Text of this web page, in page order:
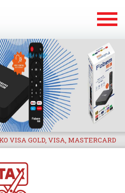
VISA GOLD, VISA, MASTERCARD